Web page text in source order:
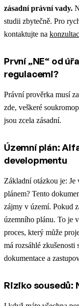
zásadní právní vady.
studii zbytečně. Pro
kontaktujte na
První „NE“ od
regulacemi?
Právní prověrka musí
zde, veškeré
jsou zcela zásadní.
Územní plán:
developmentu
Základní otázkou je: Je
plánem? Tento
zájmy v území. Pokud
územního plánu. To je
proces, který může
má rozsáhlé zkušenosti
dokumentace a
Riziko sousedů: